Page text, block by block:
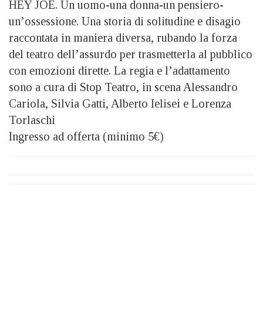
HEY JOE. Un uomo-una donna-un pensiero-
un’ossessione. Una storia di solitudine e disagio
raccontata in maniera diversa, rubando la forza
del teatro dell’assurdo per trasmetterla al pubblico
con emozioni dirette. La regia e l’adattamento
sono a cura di Stop Teatro, in scena Alessandro
Cariola, Silvia Gatti, Alberto Ielisei e Lorenza
Torlaschi
Ingresso ad offerta (minimo 5€)